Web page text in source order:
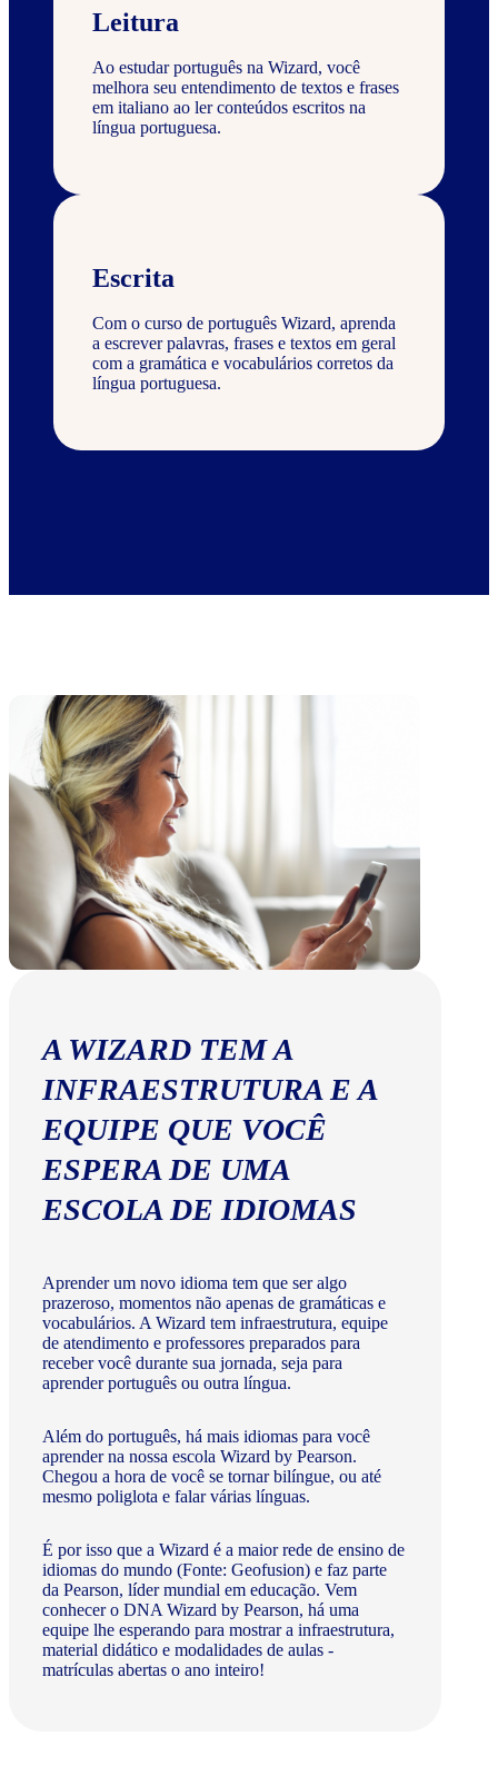
Leitura
Ao estudar português na Wizard, você
melhora seu entendimento de textos e frases
em italiano ao ler conteúdos escritos na
língua portuguesa.
Escrita
Com o curso de português Wizard, aprenda
a escrever palavras, frases e textos em geral
com a gramática e vocabulários corretos da
língua portuguesa.
A WIZARD TEM A
INFRAESTRUTURA E A
EQUIPE QUE VOCÊ
ESPERA DE UMA
ESCOLA DE IDIOMAS
Aprender um novo idioma tem que ser algo
prazeroso, momentos não apenas de gramáticas e
vocabulários. A Wizard tem infraestrutura, equipe
de atendimento e professores preparados para
receber você durante sua jornada, seja para
aprender português ou outra língua.
Além do português, há mais idiomas para você
aprender na nossa escola Wizard by Pearson.
Chegou a hora de você se tornar bilíngue, ou até
mesmo poliglota e falar várias línguas.
É por isso que a Wizard é a maior rede de ensino de
idiomas do mundo (Fonte: Geofusion) e faz parte
da Pearson, líder mundial em educação. Vem
conhecer o DNA Wizard by Pearson, há uma
equipe lhe esperando para mostrar a infraestrutura,
material didático e modalidades de aulas -
matrículas abertas o ano inteiro!